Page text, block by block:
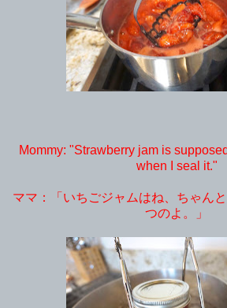
Mommy: "Strawberry jam is
when I seal it."
ママ：「いちごジャムはね、ちゃん
つのよ。」